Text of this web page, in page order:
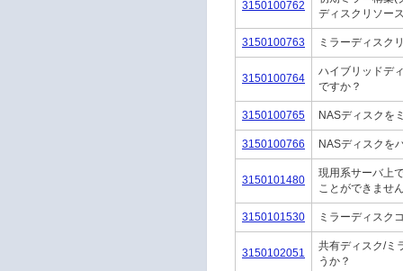
3150100762
ディスクリソー
3150100763 ミラーディスク
3150100764
ハイブリッドデ
ですか？
3150100765 NASディスクを
3150100766 NASディスクを
3150101480
現用系サーバ上
ことができませ
3150101530 ミラーディスク
3150102051
共有ディスク/ミ
うか？